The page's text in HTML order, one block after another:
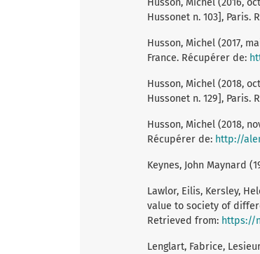
Husson, Michel (2016,
Hussonet n. 103], Paris.
Husson, Michel (2017,
France. Récupérer de:
Husson, Michel (2018,
Hussonet n. 129], Paris.
Husson, Michel (2018,
Récupérer de: http://
Keynes, John Maynard
Lawlor, Eilis, Kersley,
value to society of
Retrieved from: https://
Lenglart, Fabrice,